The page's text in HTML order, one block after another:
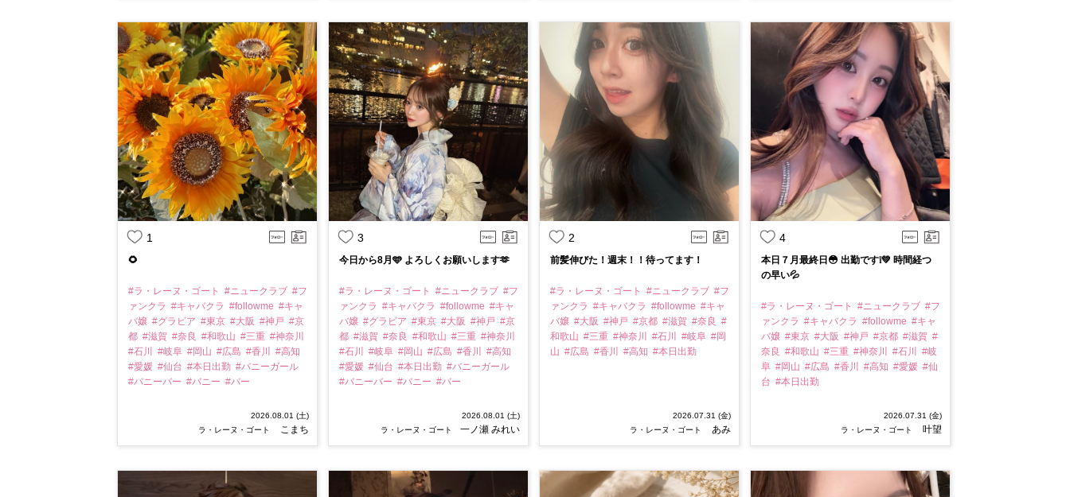
1
🌻
#ラ・レーヌ・ゴート #ニュークラブ #フ
ァンクラ #キャバクラ #followme #キャ
バ嬢 #グラビア #東京 #大阪 #神戸 #京
都 #滋賀 #奈良 #和歌山 #三重 #神奈川
#石川
#岐阜 #岡山 #広島 #香川
#高知
#愛媛 #仙台 #本日出勤 #バニーガール
#バニーバー #バニー #バー
2026.08.01 (土)
ラ・レーヌ・ゴート
こまち
3
今日から8月🩵 よろしくお願いします🫶
#ラ・レーヌ・ゴート #ニュークラブ #フ
ァンクラ #キャバクラ #followme #キャ
バ嬢 #グラビア #東京 #大阪 #神戸 #京
都 #滋賀 #奈良 #和歌山 #三重 #神奈川
#石川
#岐阜 #岡山 #広島 #香川
#高知
#愛媛 #仙台 #本日出勤 #バニーガール
#バニーバー #バニー #バー
2026.08.01 (土)
ラ・レーヌ・ゴート
一ノ瀬 みれい
2
前髪伸びた！週末！！待ってます！
#ラ・レーヌ・ゴート #ニュークラブ #フ
ァンクラ #キャバクラ #followme #キャ
バ嬢 #大阪 #神戸 #京都 #滋賀 #奈良 #
和歌山 #三重 #神奈川 #石川 #岐阜 #岡
山 #広島 #香川 #高知 #本日出勤
2026.07.31 (金)
ラ・レーヌ・ゴート
あみ
4
本日７月最終日😳 出勤です❕💚 時間経つ
の早い💦
#ラ・レーヌ・ゴート #ニュークラブ #フ
ァンクラ #キャバクラ #followme #キャ
バ嬢 #東京 #大阪 #神戸 #京都 #滋賀 #
奈良 #和歌山 #三重 #神奈川 #石川
#岐
阜 #岡山 #広島 #香川 #高知 #愛媛 #仙
台 #本日出勤
2026.07.31 (金)
ラ・レーヌ・ゴート
叶望